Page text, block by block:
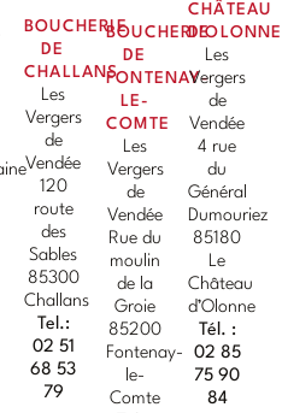
BOUCHERIE
DE
CHALLANS
Les
Vergers
de
Vendée
120
route
des
Sables
85300
Challans
Tel.:
02 51
68 53
79
BOUCHERIE
DE
FONTENAY-
LE-
COMTE
Les
Vergers
de
Vendée
Rue du
moulin
de la
Groie
85200
Fontenay-
le-
Comte
CHÂTEAU
D'OLONNE
Les
Vergers
de
Vendée
4 rue
du
Général
Dumouriez
85180
Le
Château
d’Olonne
Tél. :
02 85
75 90
84